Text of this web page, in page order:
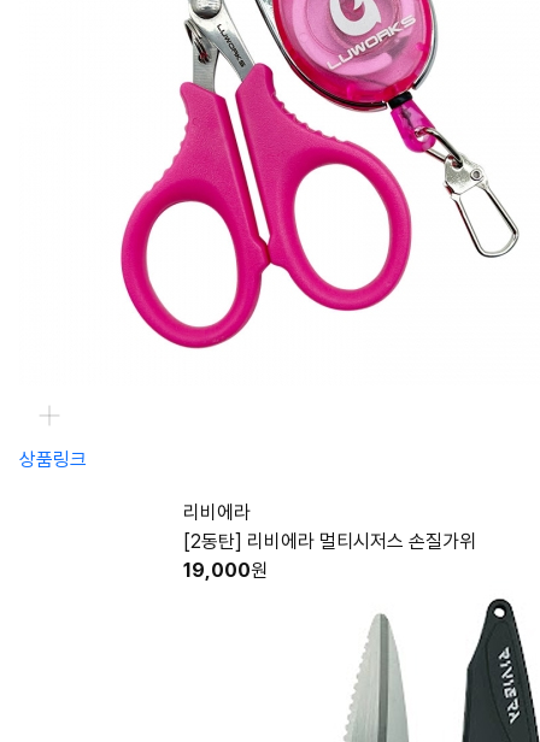
상품링크
리비에라
[2동탄] 리비에라 멀티시저스 손질가위
19,000원